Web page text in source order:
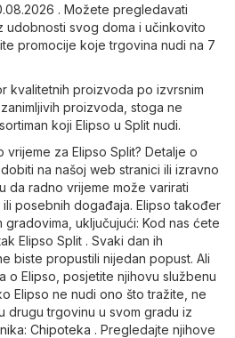
. Možete pregledavati
udobnosti svog doma i učinkovito
promocije koje trgovina nudi na 7
kvalitetnih proizvoda po izvrsnim
proizvoda, stoga ne
koji Elipso u Split nudi.
za Elipso Split? Detalje o
na našoj web stranici ili izravno
da radno vrijeme može varirati
posebnih događaja. Elipso također
uključujući: Kod nas ćete
Elipso Split . Svaki dan ih
biste propustili nijedan popust. Ali
o Elipso, posjetite njihovu službenu
Elipso ne nudi ono što tražite, ne
drugu trgovinu u svom gradu iz
: Chipoteka . Pregledajte njihove